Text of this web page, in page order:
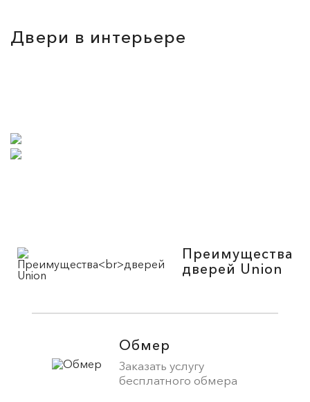
Двери в интерьере
Преимущества
дверей Union
Обмер
Заказать услугу
бесплатного обмера